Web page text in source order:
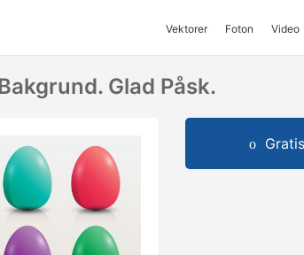
Vektorer Foton Video
Glad Påsk.